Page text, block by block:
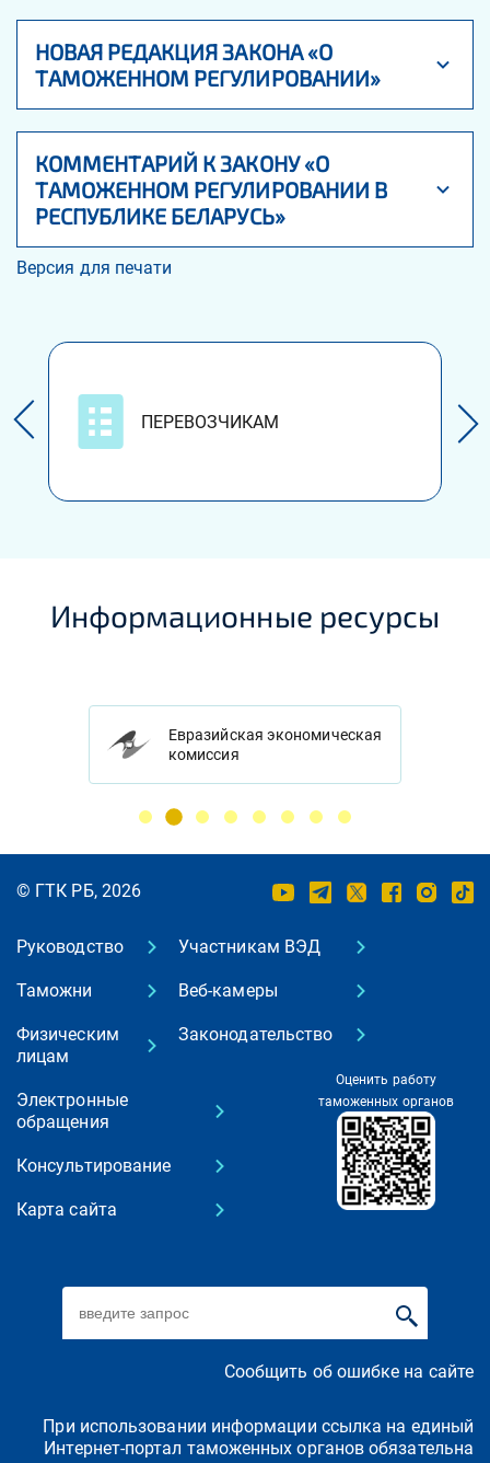
НОВАЯ РЕДАКЦИЯ ЗАКОНА «О
ТАМОЖЕННОМ РЕГУЛИРОВАНИИ»
КОММЕНТАРИЙ К ЗАКОНУ «О
ТАМОЖЕННОМ РЕГУЛИРОВАНИИ В
РЕСПУБЛИКЕ БЕЛАРУСЬ»
Версия для печати
ПЕРЕВОЗЧИКАМ
Информационные ресурсы
Евразийская экономическая
комиссия
© ГТК РБ, 2026
Руководство
Таможни
Физическим
лицам
Участникам ВЭД
Веб-камеры
Законодательство
Электронные
обращения
Консультирование
Карта сайта
Оценить работу
таможенных органов
Сообщить об ошибке на сайте
При использовании информации ссылка на единый
Интернет-портал таможенных органов обязательна